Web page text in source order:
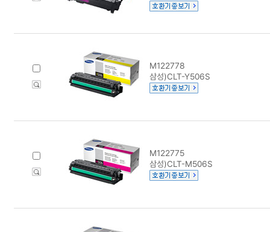
M122778
삼성)CLT-Y506S
M122775
삼성)CLT-M506S